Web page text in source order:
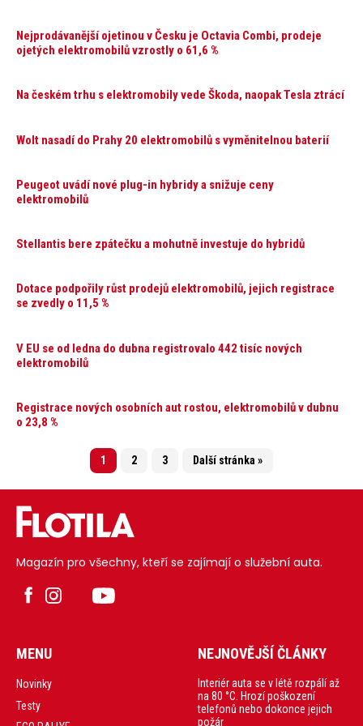
Nejprodávanější ojetinou v Česku je Octavia Combi, prodeje
ojetých elektromobilů vzrostly o 61,6 %
Na českém trhu s elektromobily vede Škoda, naopak Tesla ztrácí
Wolt nasadí do Prahy 20 elektromobilů s vyměnitelnou baterií
Peugeot uvádí nové plug-in hybridy a snižuje ceny
elektromobilů
Stellantis bere zpátečku a mohutně investuje do hybridů
Dotace podpořily růst prodejů elektromobilů, jejich registrace
se zvedly o 11,5 %
V EU se od ledna do dubna registrovalo 442 tisíc nových
elektromobilů
Registrace nových osobních aut rostou, elektromobilů v dubnu
o 23,8 %
1 2 3 Další stránka »
Magazín pro všechny, kteří se zajímají o služební auta.
MENU
Novinky
Testy
NEJNOVĚJŠÍ ČLÁNKY
Interiér auta se v létě rozpálí až
na 80 °C. Hrozí poškození
telefonů nebo dokonce jejich
požár